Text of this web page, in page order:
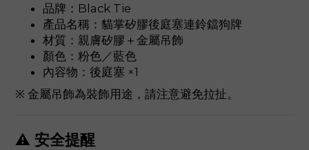
品牌：Black Tie
產品名稱：貓掌矽膠後庭塞連鈴鐺狗牌
材質：親膚矽膠＋金屬吊飾
顏色：粉色／藍色
內容物：後庭塞 ×1
※ 金屬吊飾為裝飾用途，請注意避免拉扯。
⚠ 安全提醒